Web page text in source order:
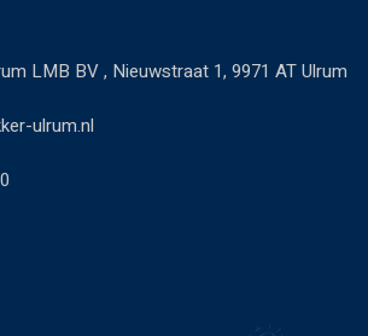
LMB BV , Nieuwstraat 1, 9971 AT Ulrum
ulrum.nl